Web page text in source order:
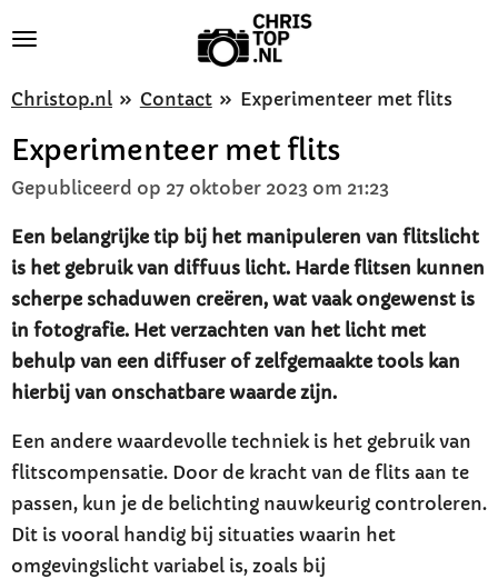
naar
hoofdinhoud
Christop.nl » Contact » Experimenteer met flits
Experimenteer met flits
Gepubliceerd op 27 oktober 2023 om 21:23
Een belangrijke tip bij het manipuleren van flitslicht
is het gebruik van diffuus licht. Harde flitsen kunnen
scherpe schaduwen creëren, wat vaak ongewenst is
in fotografie. Het verzachten van het licht met
behulp van een diffuser of zelfgemaakte tools kan
hierbij van onschatbare waarde zijn.
Een andere waardevolle techniek is het gebruik van
flitscompensatie. Door de kracht van de flits aan te
passen, kun je de belichting nauwkeurig controleren.
Dit is vooral handig bij situaties waarin het
omgevingslicht variabel is, zoals bij